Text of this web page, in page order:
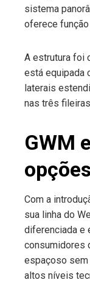
sistema
oferece
A estrutura foi
está equipada
laterais
nas três
GWM
Com a
sua linha do
diferenciada e
consumidores
espaçoso sem
altos níveis